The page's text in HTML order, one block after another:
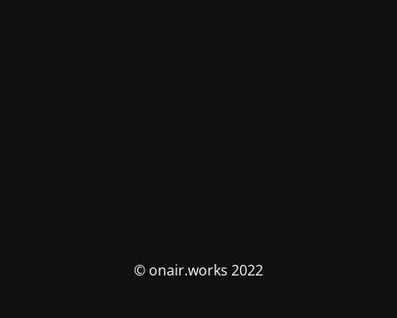
© onair.works 2022